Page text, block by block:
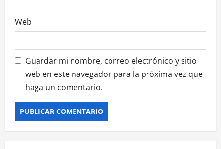
Web
Guardar mi nombre, correo electrónico y sitio
web en este navegador para la próxima vez que
haga un comentario.